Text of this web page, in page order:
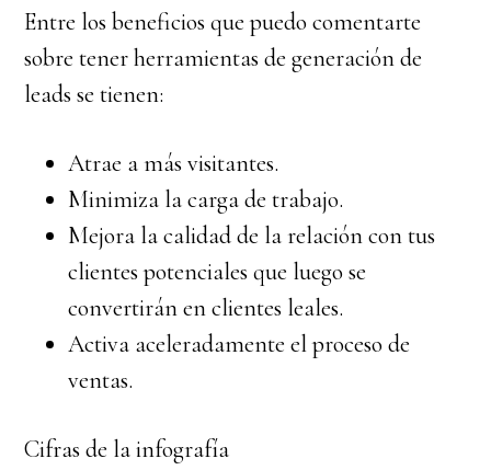
Entre los beneficios que puedo comentarte
sobre tener herramientas de generación de
leads se tienen:
Atrae a más visitantes.
Minimiza la carga de trabajo.
Mejora la calidad de la relación con tus
clientes potenciales que luego se
convertirán en clientes leales.
Activa aceleradamente el proceso de
ventas.
Cifras de la infografía